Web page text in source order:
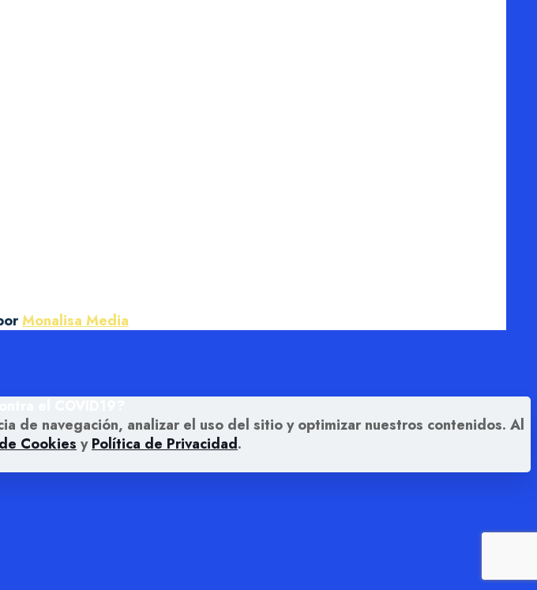
Monalisa Media
de navegación, analizar el uso del sitio y optimizar nuestros contenidos. Al
Cookies yPolítica de Privacidad.